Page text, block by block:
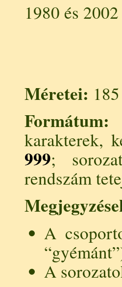
1980 és
Méretei:
Formátum:
karakterek,
999;
rendszám
A
A